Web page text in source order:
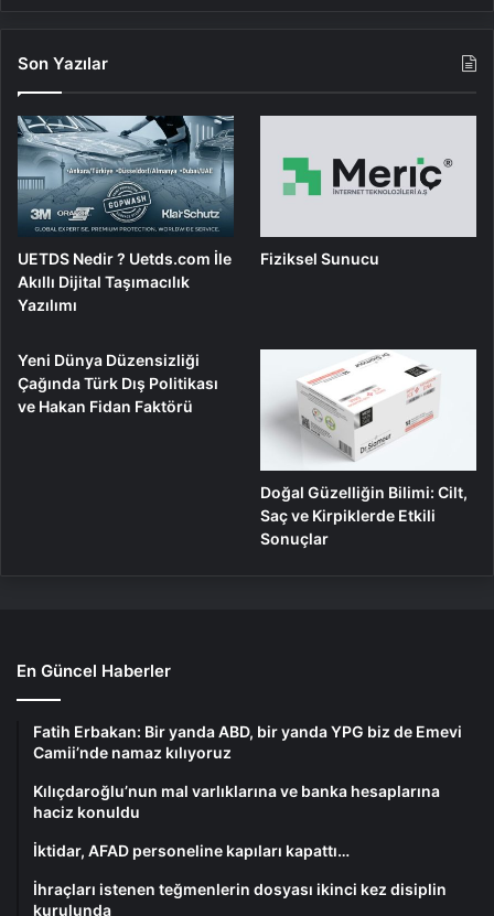
Son Yazılar
UETDS Nedir ? Uetds.com İle
Akıllı Dijital Taşımacılık
Yazılımı
Fiziksel Sunucu
Yeni Dünya Düzensizliği
Çağında Türk Dış Politikası
ve Hakan Fidan Faktörü
Doğal Güzelliğin Bilimi: Cilt,
Saç ve Kirpiklerde Etkili
Sonuçlar
En Güncel Haberler
Fatih Erbakan: Bir yanda ABD, bir yanda YPG biz de Emevi
Camii’nde namaz kılıyoruz
Kılıçdaroğlu’nun mal varlıklarına ve banka hesaplarına
haciz konuldu
İktidar, AFAD personeline kapıları kapattı…
İhraçları istenen teğmenlerin dosyası ikinci kez disiplin
kurulunda